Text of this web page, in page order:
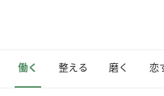
働く 整える 磨く 恋